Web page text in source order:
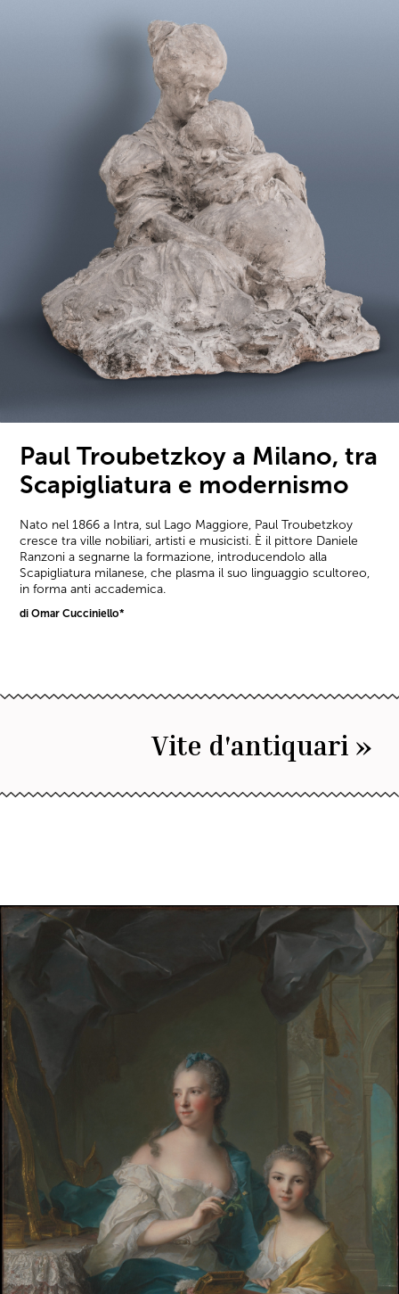
Paul Troubetzkoy a Milano, tra
Scapigliatura e modernismo
Nato nel 1866 a Intra, sul Lago Maggiore, Paul Troubetzkoy
cresce tra ville nobiliari, artisti e musicisti. È il pittore Daniele
Ranzoni a segnarne la formazione, introducendolo alla
Scapigliatura milanese, che plasma il suo linguaggio scultoreo,
in forma anti accademica.
di Omar Cucciniello*
Vite d'antiquari »